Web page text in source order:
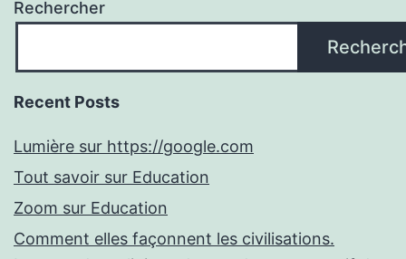
Rechercher
Recent Posts
Lumière sur https://google.com
Tout savoir sur Education
Zoom sur Education
Comment elles façonnent les civilisations.